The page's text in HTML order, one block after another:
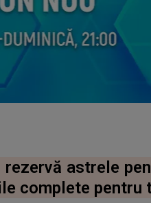
astrele
complete pentru